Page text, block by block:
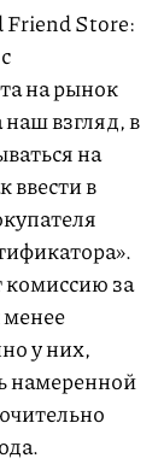
Friend Store:
на рынок
взгляд, в
на
ввести в
комиссию за
менее
у них,
намеренной